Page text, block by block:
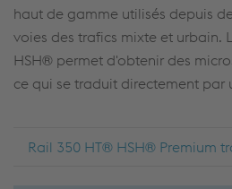
haut de gamme utilisés depuis
voies des trafics mixte et urbain.
HSH® permet d'obtenir des
ce qui se traduit directement par
Rail 350 HT® HSH® Premium